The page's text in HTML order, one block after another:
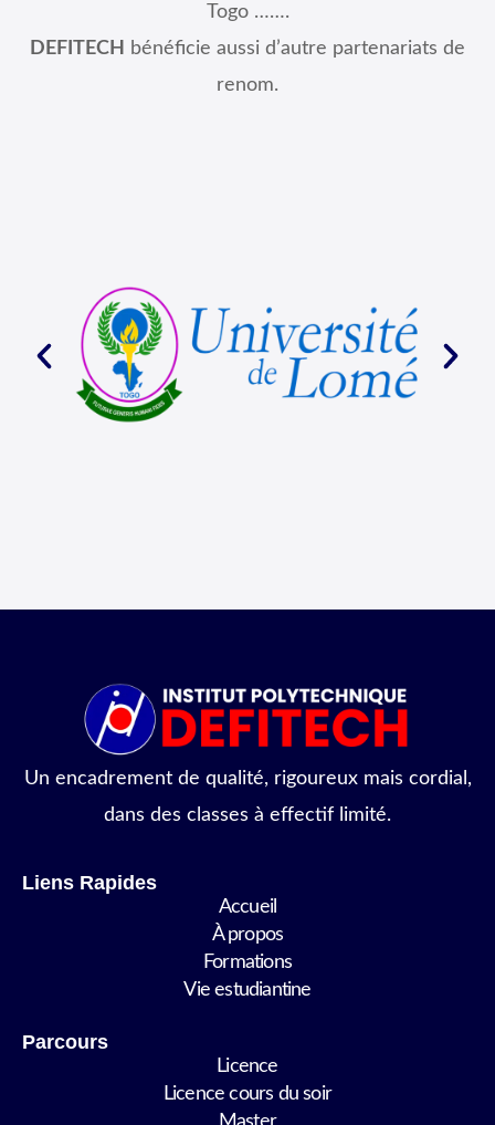
Togo …….
DEFITECH
bénéficie aussi d’autre partenariats de
renom.
Un encadrement de qualité, rigoureux mais cordial,
dans des classes à effectif limité.
Liens Rapides
Accueil
À propos
Formations
Vie estudiantine
Parcours
Licence
Licence cours du soir